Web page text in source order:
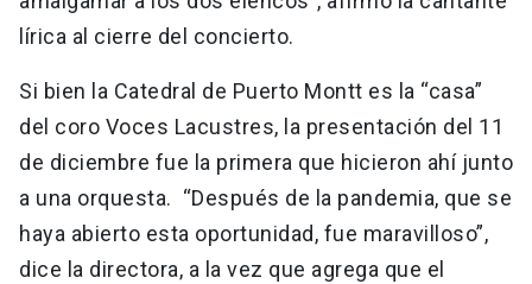
lírica al cierre del concierto.
Si bien la Catedral de Puerto Montt es la “casa”
del coro Voces Lacustres, la presentación del 11
de diciembre fue la primera que hicieron ahí junto
a una orquesta. “Después de la pandemia, que se
haya abierto esta oportunidad, fue maravilloso”,
dice la directora, a la vez que agrega que el